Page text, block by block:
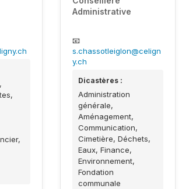
Administrative
📧
s.chassotleiglon@celign
y.ch
Dicastères :
Administration
générale,
Aménagement,
Communication,
Cimetière, Déchets,
Eaux, Finance,
Environnement,
Fondation
communale